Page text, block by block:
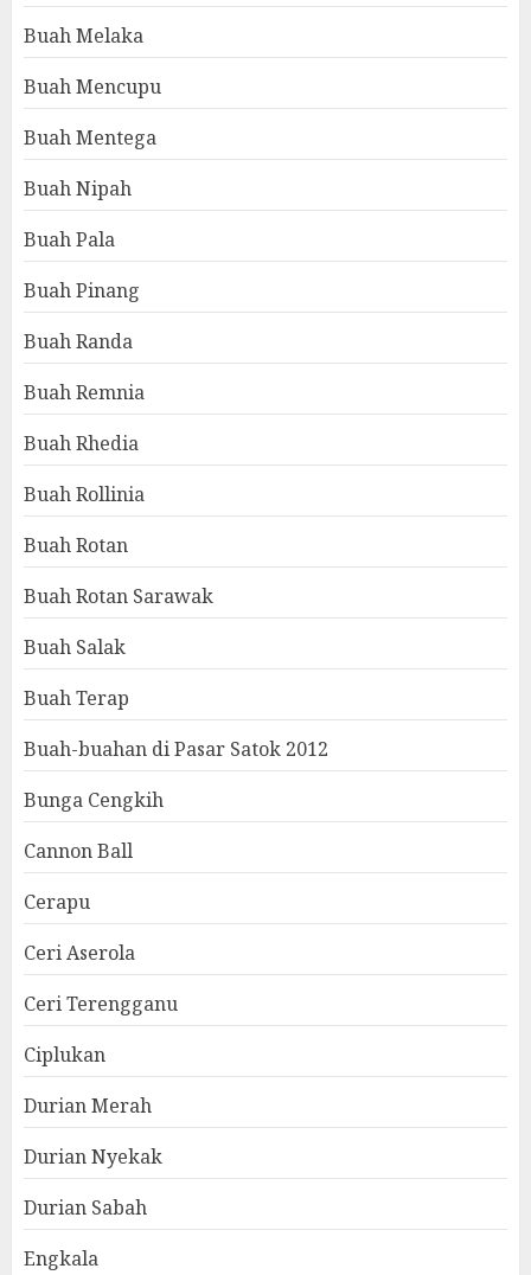
Buah Melaka
Buah Mencupu
Buah Mentega
Buah Nipah
Buah Pala
Buah Pinang
Buah Randa
Buah Remnia
Buah Rhedia
Buah Rollinia
Buah Rotan
Buah Rotan Sarawak
Buah Salak
Buah Terap
Buah-buahan di Pasar Satok 2012
Bunga Cengkih
Cannon Ball
Cerapu
Ceri Aserola
Ceri Terengganu
Ciplukan
Durian Merah
Durian Nyekak
Durian Sabah
Engkala